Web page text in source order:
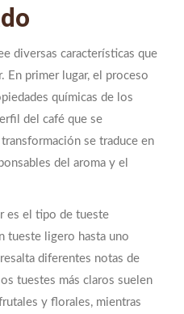
diversas características que
En primer lugar, el proceso
químicas de los
del café que se
se traduce en
del aroma y el
es el tipo de tueste
tueste ligero hasta uno
diferentes notas de
tuestes más claros suelen
y florales, mientras